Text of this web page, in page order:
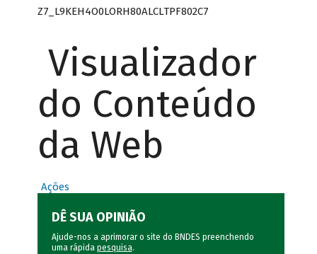
Z7_L9KEH4O0LORH80ALCLTPF802C7
Visualizador
do Conteúdo
da Web
Ações
DÊ SUA OPINIÃO
Ajude-nos a aprimorar o site do BNDES preenchendo
uma rápida pesquisa.